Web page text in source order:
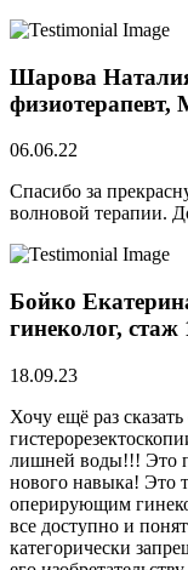
Шарова
физиотерапевт,
06.06.22
Спасибо за
волновой терапии.
Бойко
гинеколог, стаж
18.09.23
Хочу ещё раз
лишней воды!!! Это
нового навыка! Это
оперирующим
все доступно и
категорически